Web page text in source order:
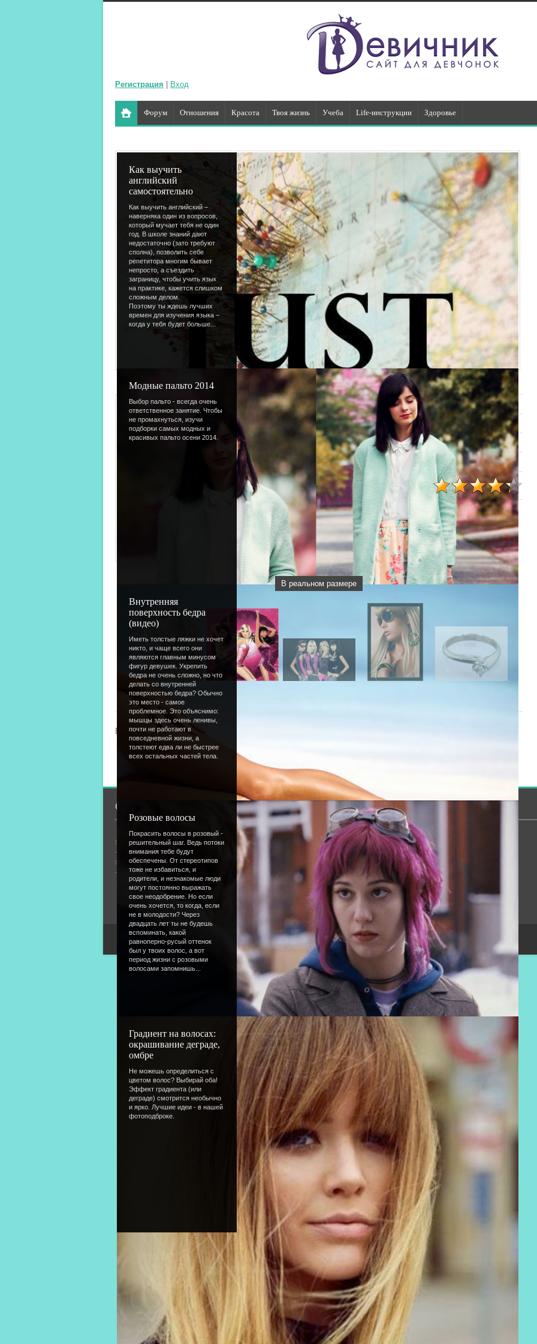
Регистрация Вход
Форум Отношения Красота Твоя жизнь Учеба Life-инструкции Здоровье
Как выучить
английский
самостоятельно
Как выучить английский –
наверняка один из вопросов,
который мучает тебя не один
год. В школе знаний дают
недостаточно (зато требуют
сполна), позволить себе
репетитора многим бывает
непросто, а съездить
заграницу, чтобы учить язык
на практике, кажется слишком
сложным делом.
Поэтому ты ждешь лучших
времен для изучения языка –
когда у тебя будет больше...
Модные пальто 2014
Выбор пальто - всегда очень
ответственное занятие. Чтобы
не промахнуться, изучи
подборки самых модных и
красивых пальто осени 2014.
Внутренняя
поверхность бедра
(видео)
Иметь толстые ляжки не хочет
никто, и чаще всего они
являются главным минусом
фигур девушек. Укрепить
бедра не очень сложно, но что
делать со внутренней
поверхностью бедра? Обычно
это место - самое
проблемное. Это объяснимо:
мышцы здесь очень ленивы,
почти не работают в
повседневной жизни, а
толстеют едва ли не быстрее
всех остальных частей тела.
Розовые волосы
Покрасить волосы в розовый -
решительный шаг. Ведь потоки
внимания тебе будут
обеспечены. От стереотипов
тоже не избавиться, и
родители, и незнакомые люди
могут постоянно выражать
свое неодобрение. Но если
очень хочется, то когда, если
не в молодости? Через
двадцать лет ты не будешь
вспоминать, какой
равноперно-русый оттенок
был у твоих волос, а вот
период жизни с розовыми
волосами запомнишь...
Градиент на волосах:
окрашивание деграде,
омбре
Не можешь определиться с
цветом волос? Выбирай оба!
Эффект градиента (или
деграде) смотрится необычно
и ярко. Лучшие идеи - в нашей
фотоподброке.
Просмотров: 1785
Размеры 500x500px/67.4Kb
30.11.2007
Добавил : Lettera
Рейтинг 4.3/10
В реальном размере
« Предыдущая
Всего комментариев:
Добавлять комментарии могут только зарегистрированные пользователи.
О сайте
Общая информация
Форум
Сообщество
Онлайн всего:6
Гостей: 6
Пользователей: 0
Помощь
Copyright Devichnik.su © 2007-2026.Хостинг от